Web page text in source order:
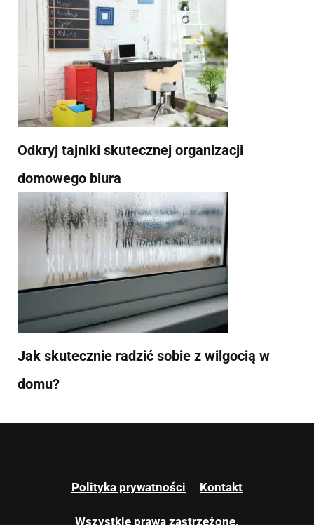
Odkryj tajniki skutecznej organizacji
domowego biura
Jak skutecznie radzić sobie z wilgocią w
domu?
Polityka prywatności Kontakt
Wszystkie prawa zastrzeżone.